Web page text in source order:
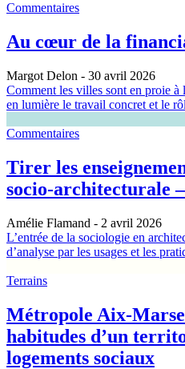
Commentaires
Au cœur de la
Margot Delon - 30 avril 2026
Comment les villes sont en proie
en lumière le travail concret et le
Commentaires
Tirer les
socio-architecturale
Amélie Flamand - 2 avril 2026
L’entrée de la sociologie en
d’analyse par les usages et les
Terrains
Métropole Aix-
habitudes d’un
logements sociaux